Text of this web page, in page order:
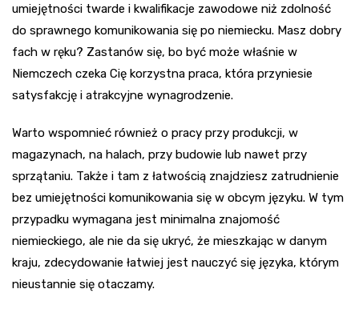
umiejętności twarde i kwalifikacje zawodowe niż zdolność
do sprawnego komunikowania się po niemiecku. Masz dobry
fach w ręku? Zastanów się, bo być może właśnie w
Niemczech czeka Cię korzystna praca, która przyniesie
satysfakcję i atrakcyjne wynagrodzenie.
Warto wspomnieć również o pracy przy produkcji, w
magazynach, na halach, przy budowie lub nawet przy
sprzątaniu. Także i tam z łatwością znajdziesz zatrudnienie
bez umiejętności komunikowania się w obcym języku. W tym
przypadku wymagana jest minimalna znajomość
niemieckiego, ale nie da się ukryć, że mieszkając w danym
kraju, zdecydowanie łatwiej jest nauczyć się języka, którym
nieustannie się otaczamy.